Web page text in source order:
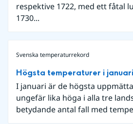
respektive 1722, med ett fåtal
1730...
Svenska temperaturrekord
Högsta temperaturer i januari
I januari är de högsta
ungefär lika höga i alla tre
betydande antal fall med